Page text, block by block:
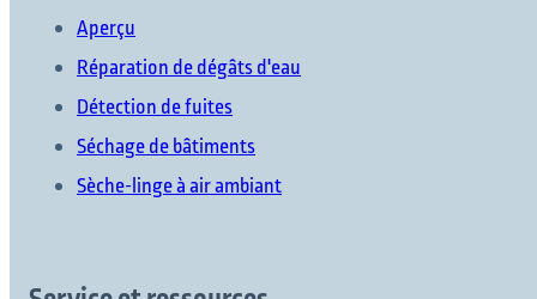
Aperçu
Réparation de dégâts d'eau
Détection de fuites
Séchage de bâtiments
Sèche-linge à air ambiant